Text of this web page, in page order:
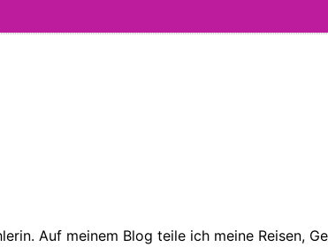
Auf meinem Blog teile ich meine Reisen,